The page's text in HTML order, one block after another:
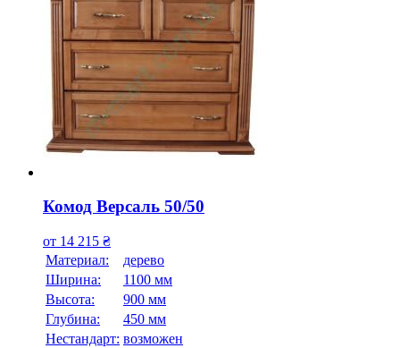
Комод Версаль 50/50
от 14 215 ₴
Материал:
дерево
Ширина:
1100 мм
Высота:
900 мм
Глубина:
450 мм
Нестандарт: возможен